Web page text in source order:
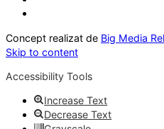
Concept realizat de Big Media
Skip to content
Accessibility Tools
Increase Text
Decrease Text